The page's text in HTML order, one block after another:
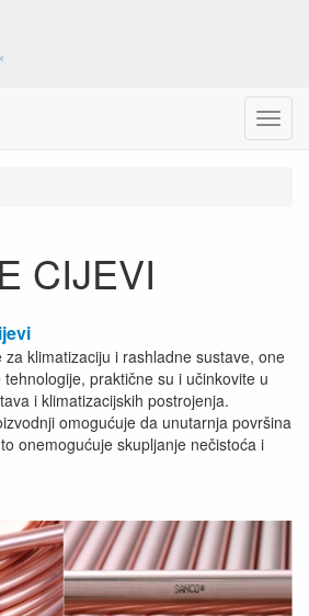
Menu
CIJEVI
klimatizaciju i rashladne sustave, one
praktične su i učinkovite u
i klimatizacijskih postrojenja.
omogućuje da unutarnja površina
onemogućuje skupljanje nečistoća i